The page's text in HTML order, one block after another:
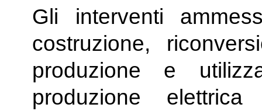
Gli interventi
costruzione,
produzione e
produzione